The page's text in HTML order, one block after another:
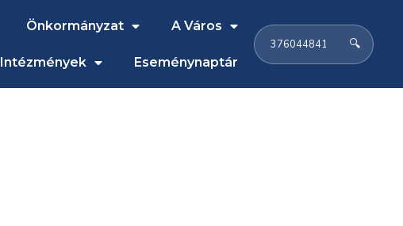
Önkormányzat A Város
Intézmények Eseménynaptár
🔍